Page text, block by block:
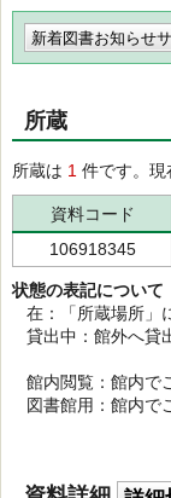
新着図書お知らせ
所蔵
所蔵は 1 件です。現
資料コード
106918345
状態の表記について
在：「所蔵場所」
貸出中：館外へ貸
館内閲覧：館内で
図書館用：館内で